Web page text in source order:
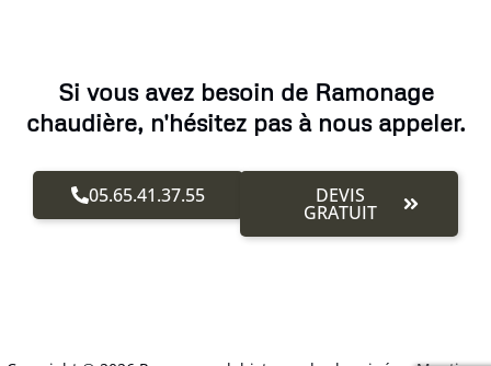
Si vous avez besoin de Ramonage
chaudière, n'hésitez pas à nous appeler.
05.65.41.37.55 DEVIS
GRATUIT